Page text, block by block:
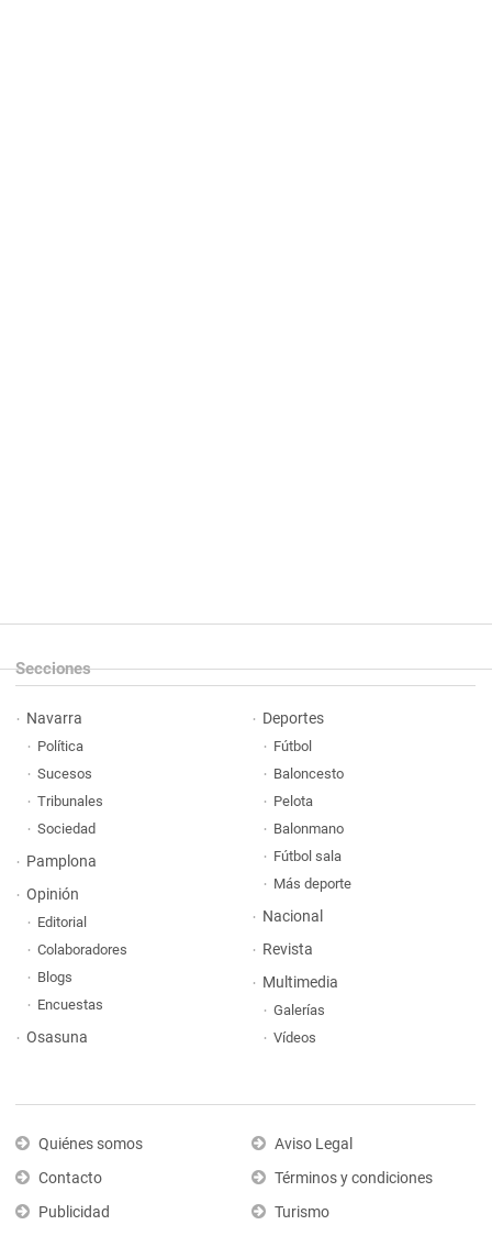
Secciones
Navarra
Política
Sucesos
Tribunales
Sociedad
Pamplona
Opinión
Editorial
Colaboradores
Blogs
Encuestas
Osasuna
Deportes
Fútbol
Baloncesto
Pelota
Balonmano
Fútbol sala
Más deporte
Nacional
Revista
Multimedia
Galerías
Vídeos
Quiénes somos
Contacto
Publicidad
Aviso Legal
Términos y condiciones
Turismo